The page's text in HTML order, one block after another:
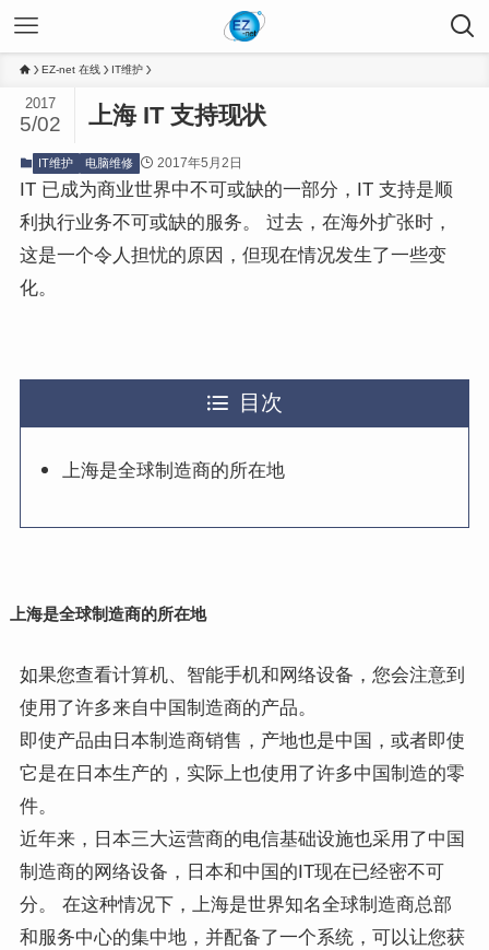
EZ-net 在线 IT维护
上海 IT 支持现状
2017
5/02
IT维护 电脑维修 2017年5月2日
IT 已成为商业世界中不可或缺的一部分，IT 支持是顺
利执行业务不可或缺的服务。 过去，在海外扩张时，
这是一个令人担忧的原因，但现在情况发生了一些变
化。
目次
上海是全球制造商的所在地
上海是全球制造商的所在地
如果您查看计算机、智能手机和网络设备，您会注意到
使用了许多来自中国制造商的产品。
即使产品由日本制造商销售，产地也是中国，或者即使
它是在日本生产的，实际上也使用了许多中国制造的零
件。
近年来，日本三大运营商的电信基础设施也采用了中国
制造商的网络设备，日本和中国的IT现在已经密不可
分。 在这种情况下，上海是世界知名全球制造商总部
和服务中心的集中地，并配备了一个系统，可以让您获